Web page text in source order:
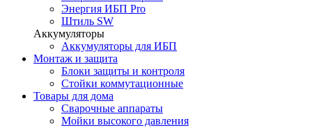
Энергия ИБП Pro
Штиль SW
Аккумуляторы
Аккумуляторы для ИБП
Монтаж и защита
Блоки защиты и контроля
Стойки коммутационные
Товары для дома
Сварочные аппараты
Мойки высокого давления